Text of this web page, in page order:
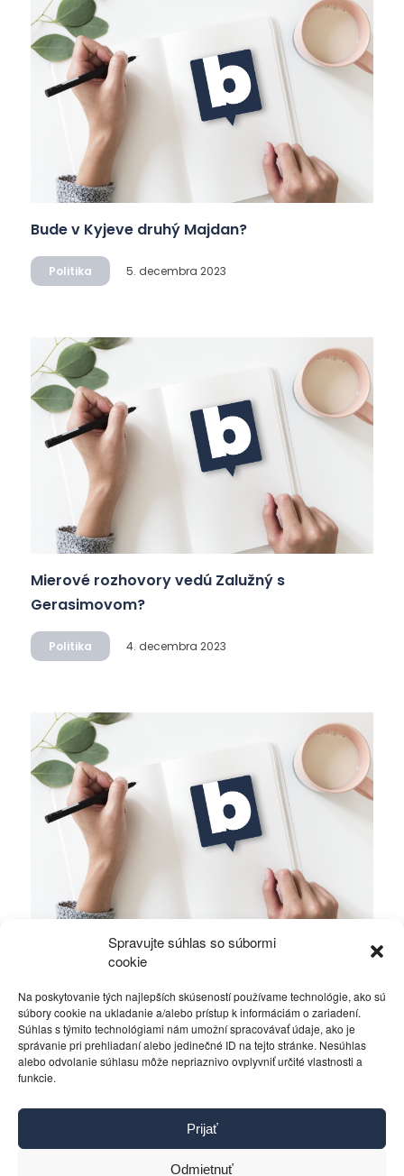
Spravujte súhlas so súbormi
cookie
Na poskytovanie tých najlepších skúseností používame technológie, ako sú
súbory cookie na ukladanie a/alebo prístup k informáciám o zariadení.
Súhlas s týmito technológiami nám umožní spracovávať údaje, ako je
správanie pri prehliadaní alebo jedinečné ID na tejto stránke. Nesúhlas
alebo odvolanie súhlasu môže nepriaznivo ovplyvniť určité vlastnosti a
funkcie.
Prijať
Odmietnuť
Bude v Kyjeve druhý Majdan?
Politika 5. decembra 2023
Mierové rozhovory vedú Zalužný s
Gerasimovom?
Politika 4. decembra 2023
Ficova vláda a médiá…
Politika 4. decembra 2023
Kontakt
Pravidlá používania